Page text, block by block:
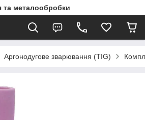
та металообробки
Аргонодугове зварювання (TIG)